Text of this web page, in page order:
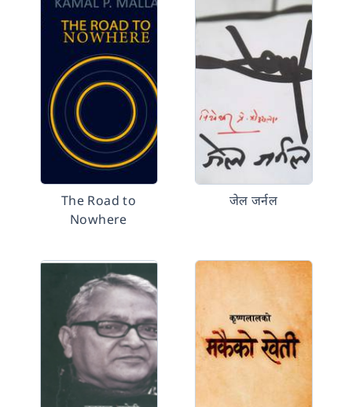
The Road to
Nowhere
जेल जर्नल